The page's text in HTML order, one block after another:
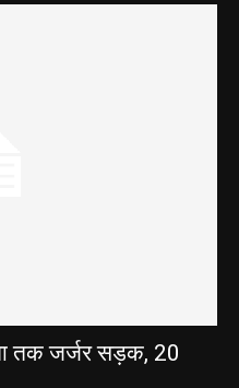
तक जर्जर सड़क, 20